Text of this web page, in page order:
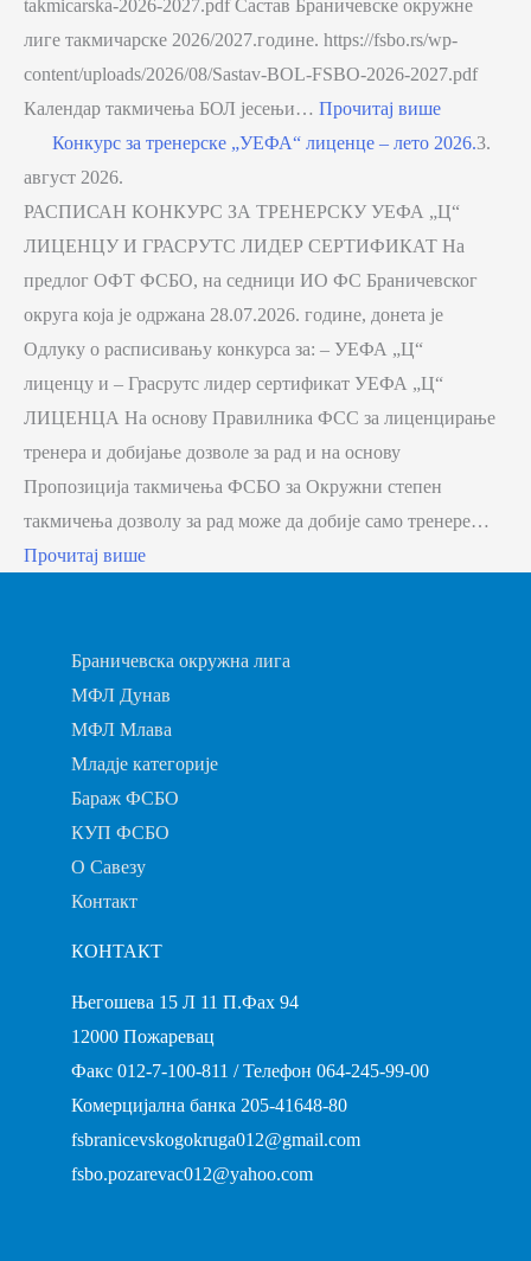
takmicarska-2026-2027.pdf Састав Браничевске окружне
лиге такмичарске 2026/2027.године. https://fsbo.rs/wp-
content/uploads/2026/08/Sastav-BOL-FSBO-2026-2027.pdf
Календар такмичења БОЛ јесењи… Прочитај више
Конкурс за тренерске „УЕФА“ лиценце – лето 2026.3.
август 2026.
РАСПИСАН КОНКУРС ЗА ТРЕНЕРСКУ УЕФА „Ц“
ЛИЦЕНЦУ И ГРАСРУТС ЛИДЕР СЕРТИФИКАТ На
предлог ОФТ ФСБО, на седници ИО ФС Браничевског
округа која је одржана 28.07.2026. године, донета је
Одлуку о расписивању конкурса за: – УЕФА „Ц“
лиценцу и – Грасрутс лидер сертификат УЕФА „Ц“
ЛИЦЕНЦА На основу Правилника ФСС за лиценцирање
тренера и добијање дозволе за рад и на основу
Пропозиција такмичења ФСБО за Окружни степен
такмичења дозволу за рад може да добије само тренере…
Прочитај више
Браничевска окружна лига
МФЛ Дунав
МФЛ Млава
Младје категорије
Бараж ФСБО
КУП ФСБО
О Савезу
Контакт
КОНТАКТ
Његошева 15 Л 11 П.Фах 94
12000 Пожаревац
Факс 012-7-100-811 / Телефон 064-245-99-00
Комерцијална банка 205-41648-80
fsbranicevskogokruga012@gmail.com
fsbo.pozarevac012@yahoo.com